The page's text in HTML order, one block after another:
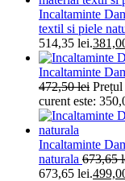
Incaltaminte
textil si piele
514,35 lei.
Incaltaminte
472,50lei
curent este:
Incaltaminte
naturala 673,65
673,65 lei.